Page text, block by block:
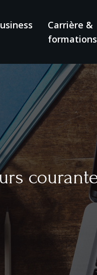
Carrière &
formations